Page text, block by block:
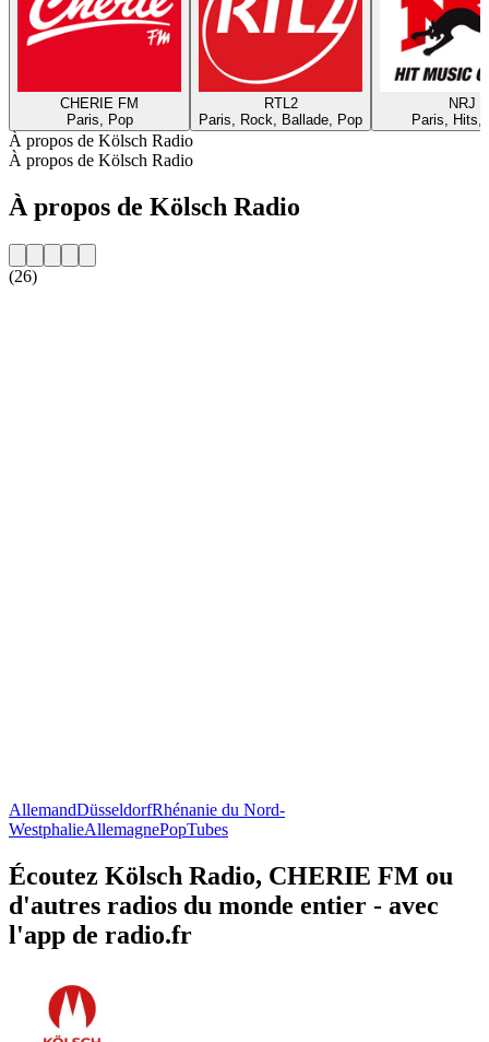
CHERIE FM
Paris, Pop
RTL2
Paris, Rock, Ballade, Pop
NRJ
Paris, Hits,
À propos de Kölsch Radio
À propos de Kölsch Radio
À propos de Kölsch Radio
(26)
AllemandDüsseldorfRhénanie du Nord-
WestphalieAllemagnePopTubes
Écoutez Kölsch Radio, CHERIE FM ou
d'autres radios du monde entier - avec
l'app de radio.fr